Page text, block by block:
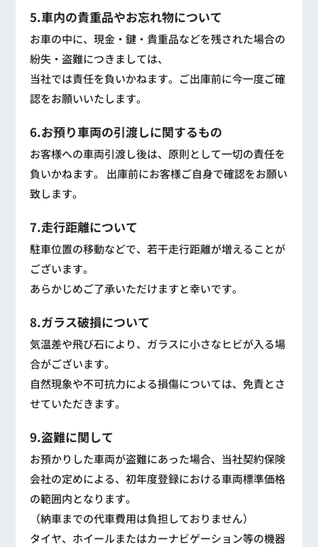
5.車内の貴重品やお忘れ物について
お車の中に、現金・鍵・貴重品などを残された場合の
紛失・盗難につきましては、
当社では責任を負いかねます。ご出庫前に今一度ご確
認をお願いいたします。
6.お預り車両の引渡しに関するもの
お客様への車両引渡し後は、原則として一切の責任を
負いかねます。 出庫前にお客様ご自身で確認をお願い
致します。
7.走行距離について
駐車位置の移動などで、若干走行距離が増えることが
ございます。
あらかじめご了承いただけますと幸いです。
8.ガラス破損について
気温差や飛び石により、ガラスに小さなヒビが入る場
合がございます。
自然現象や不可抗力による損傷については、免責とさ
せていただきます。
9.盗難に関して
お預かりした車両が盗難にあった場合、当社契約保険
会社の定めによる、初年度登録における車両標準価格
の範囲内となります。
（納車までの代車費用は負担しておりません）
タイヤ、ホイールまたはカーナビゲーション等の機器